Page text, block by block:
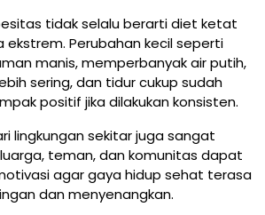
tidak selalu berarti diet ketat
ekstrem. Perubahan kecil seperti
manis, memperbanyak air putih,
sering, dan tidur cukup sudah
positif jika dilakukan konsisten.
lingkungan sekitar juga sangat
teman, dan komunitas dapat
agar gaya hidup sehat terasa
dan menyenangkan.